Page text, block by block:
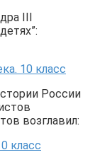
III
10 класс
России
возглавил:
класс